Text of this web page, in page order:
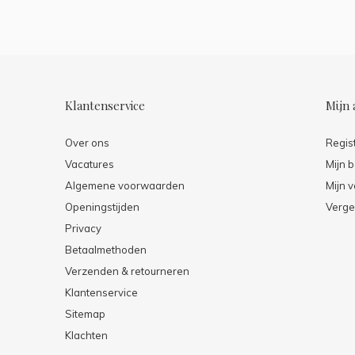
Klantenservice
Over ons
Vacatures
Algemene voorwaarden
Openingstijden
Privacy
Betaalmethoden
Verzenden & retourneren
Klantenservice
Sitemap
Klachten
Mijn
Mijn
Mijn